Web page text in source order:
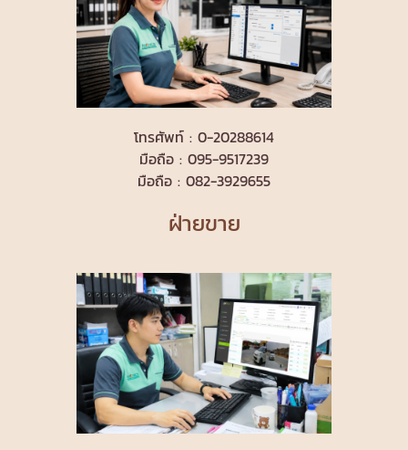
โทรศัพท์ : 0-20288614
มือถือ : 095-9517239
มือถือ : 082-3929655
ฝ่ายขาย